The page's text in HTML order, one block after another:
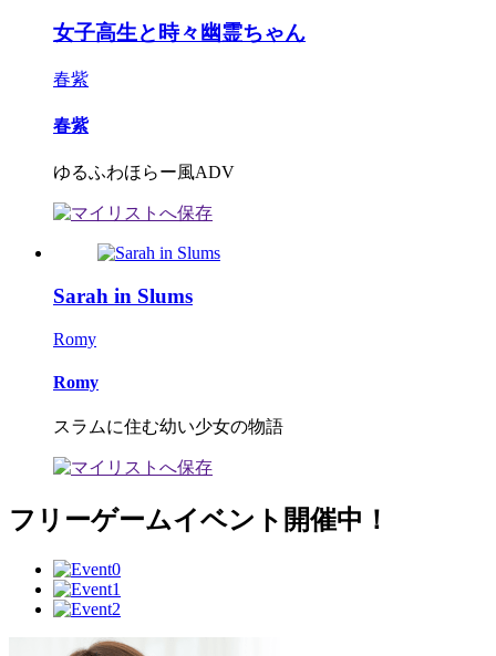
女子高生と時々幽霊ちゃん
春紫
春紫
ゆるふわほらー風ADV
Sarah in Slums
Romy
Romy
スラムに住む幼い少女の物語
フリーゲームイベント開催中！